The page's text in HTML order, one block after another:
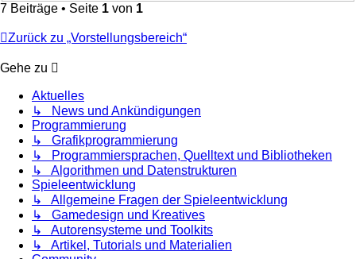
7 Beiträge • Seite 1 von 1
Zurück zu „Vorstellungsbereich“
Gehe zu
Aktuelles
↳ News und Ankündigungen
Programmierung
↳ Grafikprogrammierung
↳ Programmiersprachen, Quelltext und Bibliotheken
↳ Algorithmen und Datenstrukturen
Spieleentwicklung
↳ Allgemeine Fragen der Spieleentwicklung
↳ Gamedesign und Kreatives
↳ Autorensysteme und Toolkits
↳ Artikel, Tutorials und Materialien